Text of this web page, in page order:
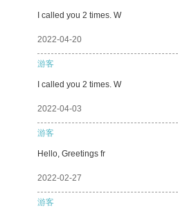
I called you 2 times. W
2022-04-20
游客
I called you 2 times. W
2022-04-03
游客
Hello, Greetings fr
2022-02-27
游客